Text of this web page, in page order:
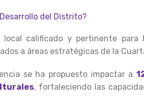
del Distrito?
calificado y pertinente para
a áreas estratégicas de la
se ha propuesto impactar a
, fortaleciendo las